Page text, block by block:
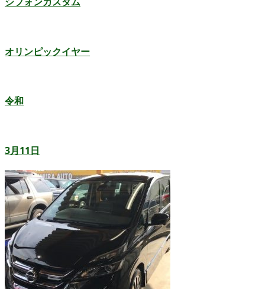
オリンピックイヤー
令和
3月11日